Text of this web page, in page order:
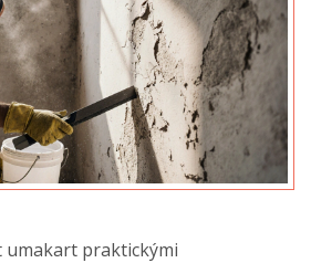
umakart praktickými